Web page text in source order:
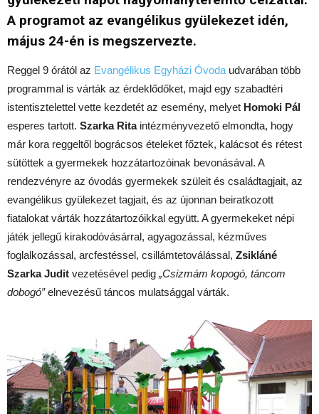
A programot az evangélikus gyülekezet idén,
május 24-én is megszervezte.
Reggel 9 órától az Evangélikus Egyházi Óvoda udvarában több
programmal is várták az érdeklődőket, majd egy szabadtéri
istentisztelettel vette kezdetét az esemény, melyet Homoki Pál
esperes tartott. Szarka Ritaintézményvezető elmondta, hogy
már kora reggeltől bográcsos ételeket főztek, kalácsot és rétest
sütöttek a gyermekek hozzátartozóinak bevonásával. A
rendezvényre az óvodás gyermekek szüleit és családtagjait, az
evangélikus gyülekezet tagjait, és az újonnan beiratkozott
fiatalokat várták hozzátartozóikkal együtt. A gyermekeket népi
játék jellegű kirakodóvásárral, agyagozással, kézműves
foglalkozással, arcfestéssel, csillámtetoválással, Zsikláné
Szarka Judit vezetésével pedig „Csizmám kopogó, táncom
dobogó”elnevezésű táncos mulatsággal várták.